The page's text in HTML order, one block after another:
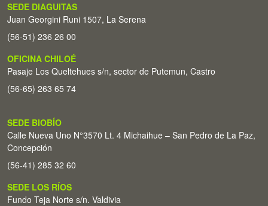
SEDE DIAGUITAS
Juan Georgini Runi 1507, La Serena
(56-51) 236 26 00
OFICINA CHILOÉ
Pasaje Los Queltehues s/n, sector de Putemun, Castro
(56-65) 263 65 74
SEDE BIOBÍO
Calle Nueva Uno N°3570 Lt. 4 Michaihue – San Pedro de La Paz,
Concepción
(56-41) 285 32 60
SEDE LOS RÍOS
Fundo Teja Norte s/n. Valdivia